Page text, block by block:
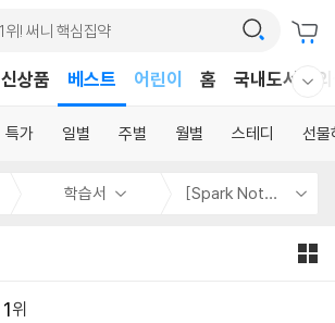
신상품 베스트
어린이
어린이
홈 국내도서
특가 일별 주별 월별 스테디 선물
학습서 [Spark Notes]
1